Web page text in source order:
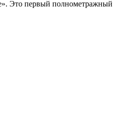
Это первый полнометражный